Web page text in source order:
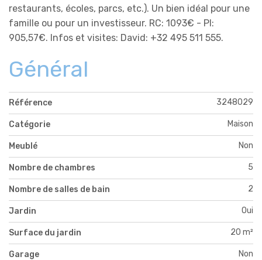
restaurants, écoles, parcs, etc.). Un bien idéal pour une
famille ou pour un investisseur. RC: 1093€ - PI:
905,57€. Infos et visites: David: +32 495 511 555.
Général
Référence 3248029
Catégorie Maison
Meublé Non
Nombre de chambres 5
Nombre de salles de bain 2
Jardin Oui
Surface du jardin 20 m²
Garage Non